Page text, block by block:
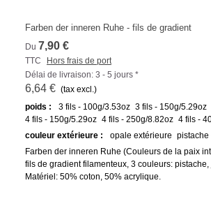
Farben der inneren Ruhe - fils de gradient
Du 7,90 €
TTC
Hors frais de port
Délai de livraison: 3 - 5 jours *
6,64 € (tax excl.)
poids :
3 fils - 100g/3.53oz 3 fils - 150g/5.29oz
4 fils - 150g/5.29oz 4 fils - 250g/8.82oz 4 fils -
couleur extérieure :
opale extérieure pistache
Farben der inneren Ruhe (Couleurs de la paix
fils de gradient filamenteux, 3 couleurs:
Matériel: 50% coton, 50% acrylique.